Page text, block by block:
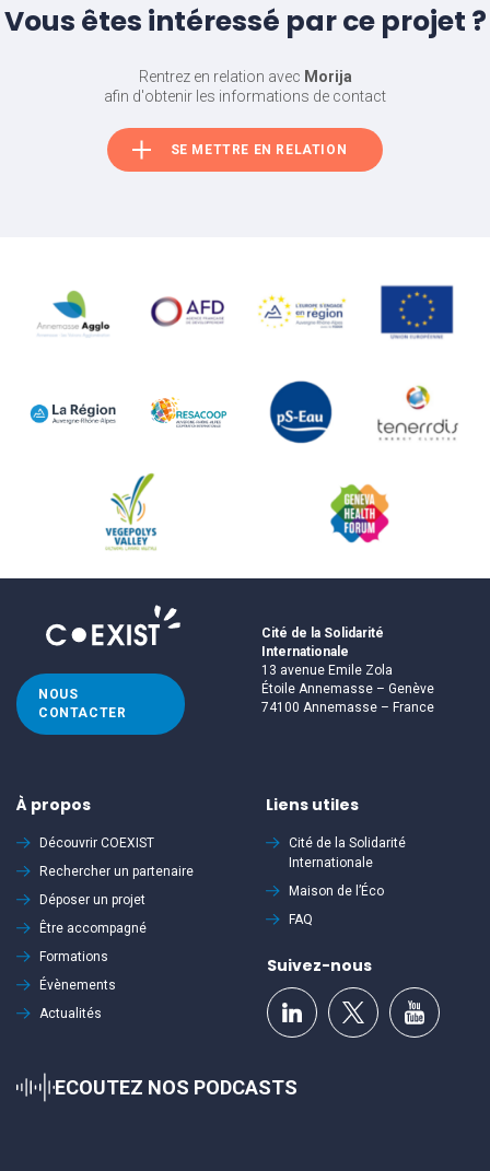
Vous êtes intéressé par ce projet ?
Rentrez en relation avec Morija
afin d'obtenir les informations de contact
SE METTRE EN RELATION
NOUS
CONTACTER
Cité de la Solidarité
Internationale
13 avenue Emile Zola
Étoile Annemasse – Genève
74100 Annemasse – France
À propos
Découvrir COEXIST
Rechercher un partenaire
Déposer un projet
Être accompagné
Formations
Évènements
Actualités
Liens utiles
Cité de la Solidarité
Internationale
Maison de l’Éco
FAQ
Suivez-nous
ECOUTEZ NOS PODCASTS